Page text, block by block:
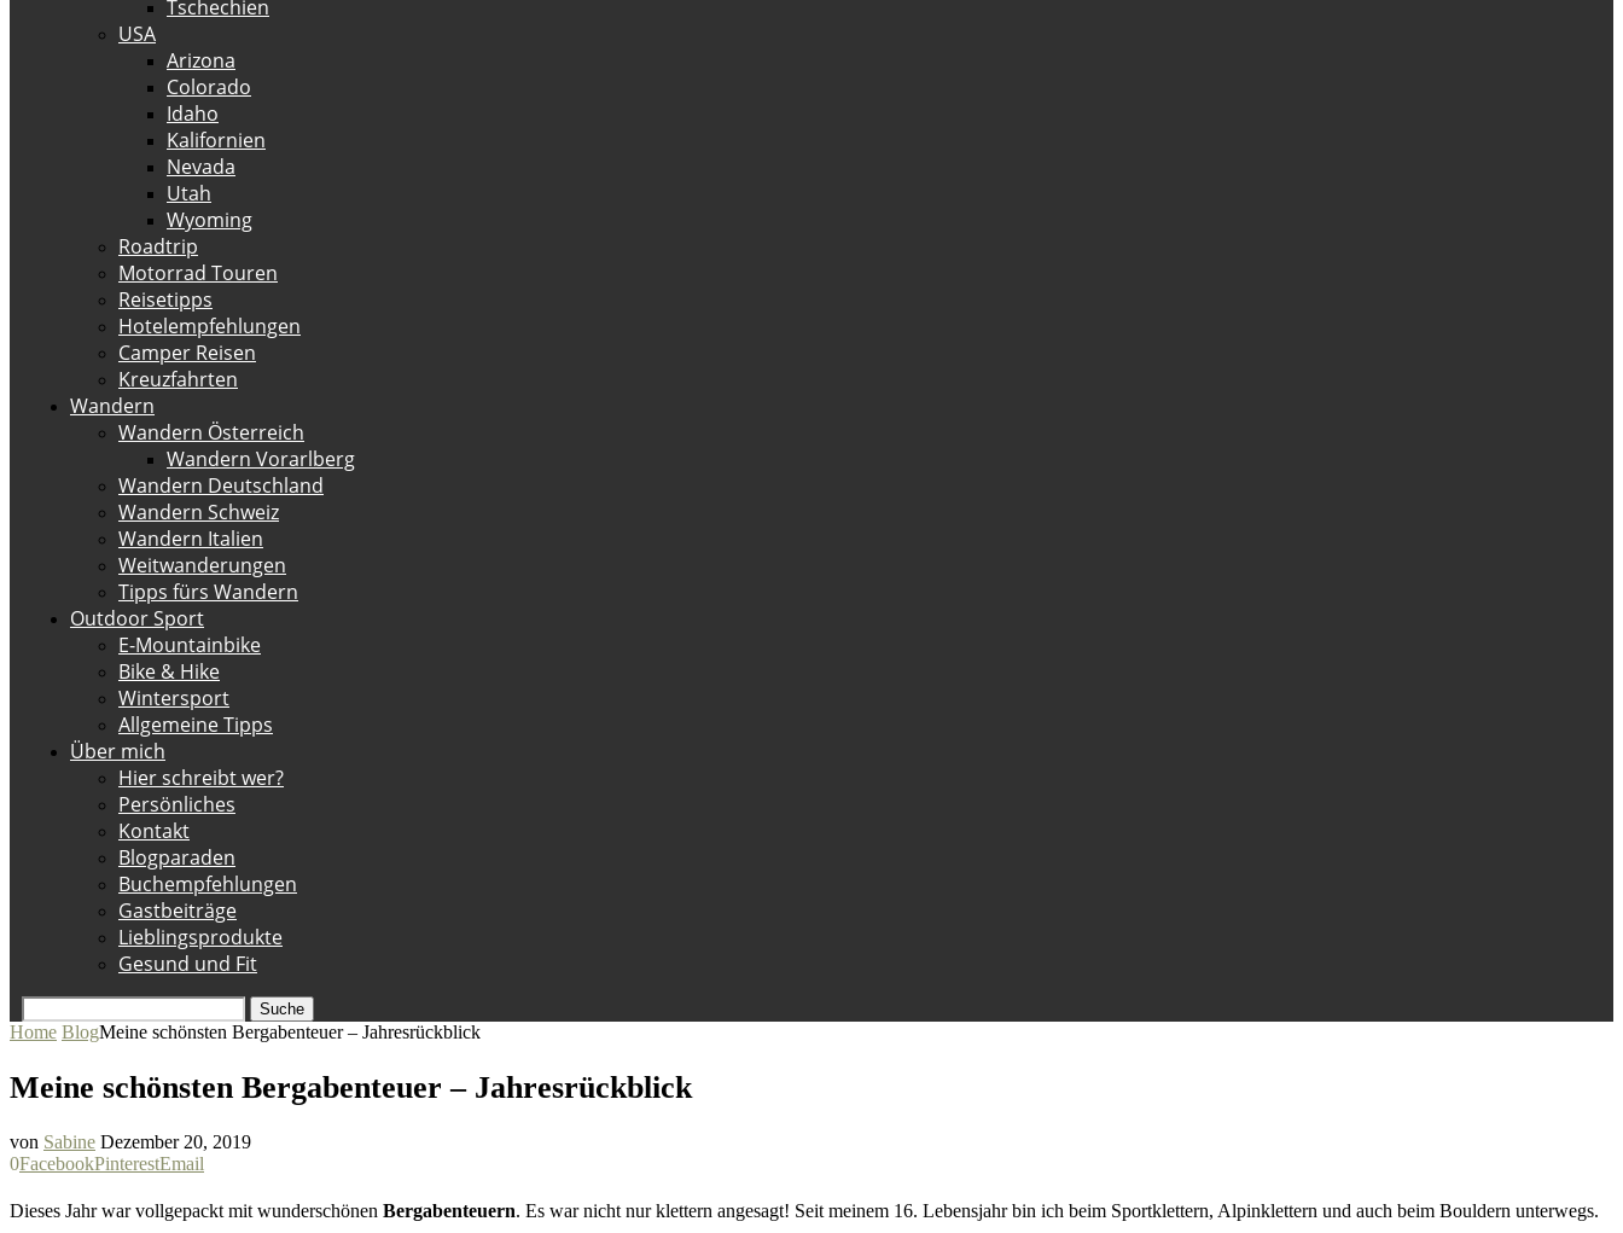
Tschechien
USA
Arizona
Colorado
Idaho
Kalifornien
Nevada
Utah
Wyoming
Roadtrip
Motorrad Touren
Reisetipps
Hotelempfehlungen
Camper Reisen
Kreuzfahrten
Wandern
Wandern Österreich
Wandern Vorarlberg
Wandern Deutschland
Wandern Schweiz
Wandern Italien
Weitwanderungen
Tipps fürs Wandern
Outdoor Sport
E-Mountainbike
Bike & Hike
Wintersport
Allgemeine Tipps
Über mich
Hier schreibt wer?
Persönliches
Kontakt
Blogparaden
Buchempfehlungen
Gastbeiträge
Lieblingsprodukte
Gesund und Fit
Suche
Home BlogMeine schönsten Bergabenteuer – Jahresrückblick
Meine schönsten Bergabenteuer – Jahresrückblick
von Sabine Dezember 20, 2019
0FacebookPinterestEmail
Dieses Jahr war vollgepackt mit wunderschönen Bergabenteuern. Es war nicht nur klettern angesagt! Seit meinem 16. Lebensjahr bin ich beim Sportklettern, Alpinklettern und auch beim Bouldern unterwegs.